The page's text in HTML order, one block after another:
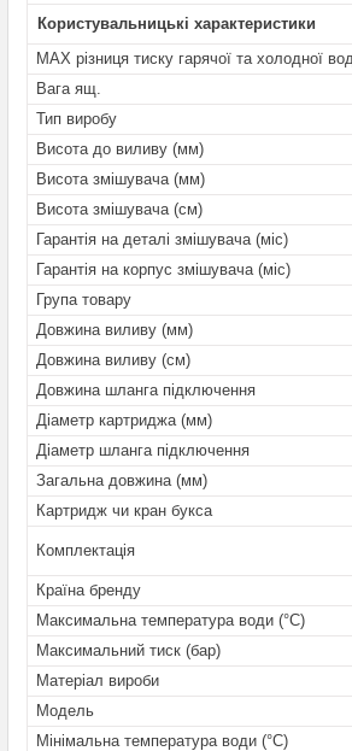
Користувальницькі характеристики
MAX різниця тиску гарячої та холодної
Вага ящ.
Тип виробу
Висота до виливу (мм)
Висота змішувача (мм)
Висота змішувача (см)
Гарантія на деталі змішувача (міс)
Гарантія на корпус змішувача (міс)
Група товару
Довжина виливу (мм)
Довжина виливу (см)
Довжина шланга підключення
Діаметр картриджа (мм)
Діаметр шланга підключення
Загальна довжина (мм)
Картридж чи кран букса
Комплектація
Країна бренду
Максимальна температура води (°C)
Максимальний тиск (бар)
Матеріал вироби
Мoдель
Мінімальна температура води (°C)